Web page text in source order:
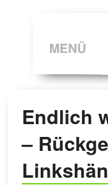
MENÜ
Endlich
–